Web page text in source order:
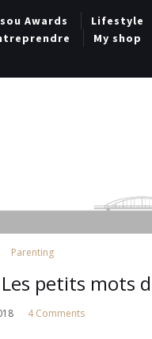
Awards Lifestyle
My shop
Parenting
petits mots
4 Comments